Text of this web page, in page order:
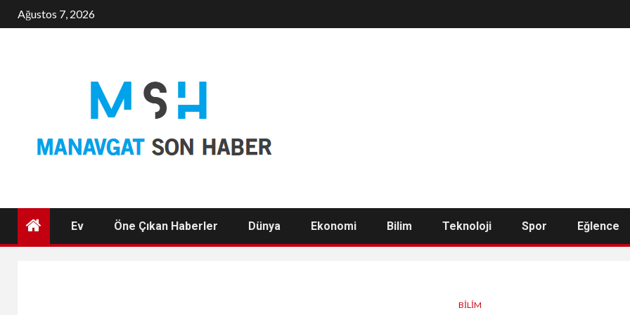
Ağustos 7, 2026
Ev Öne Çıkan Haberler Dünya Ekonomi Bilim Teknoloji Spor Eğlence
BILIM